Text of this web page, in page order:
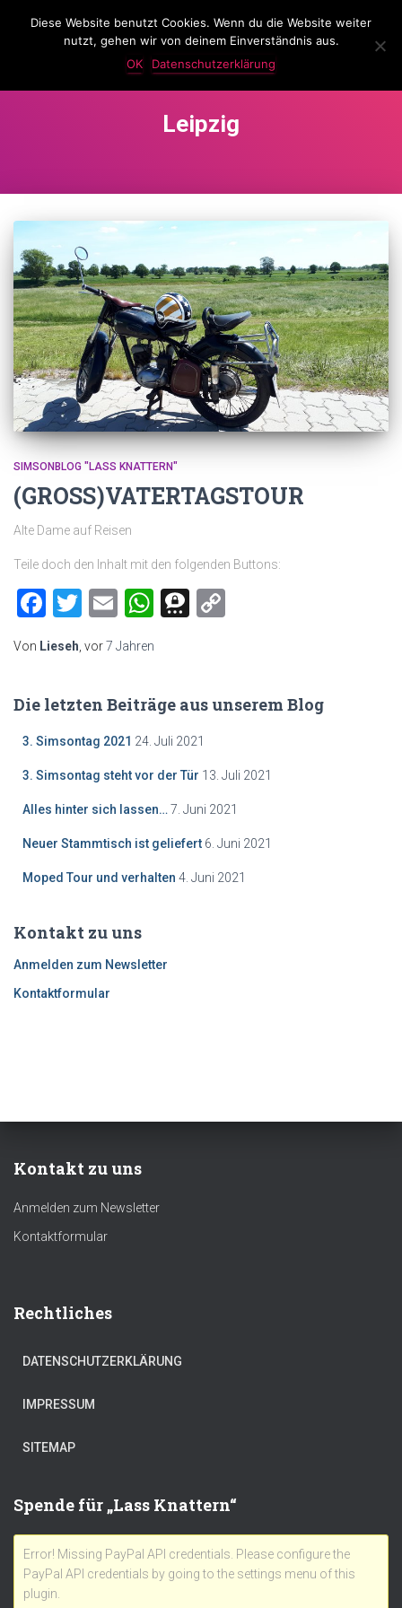
LassKnattern
Leipzig
SIMSONBLOG "LASS KNATTERN"
(GROSS)VATERTAGSTOUR
Alte Dame auf Reisen
Teile doch den Inhalt mit den folgenden Buttons:
Facebook
Twitter
EmailWhatsApp
Threema
Von Lieseh , vor7 Jahren
Die letzten Beiträge aus unserem Blog
3. Simsontag 2021 24. Juli 2021
3. Simsontag steht vor der Tür 13. Juli 2021
Alles hinter sich lassen… 7. Juni 2021
Neuer Stammtisch ist geliefert 6. Juni 2021
Moped Tour und verhalten 4. Juni 2021
Kontakt zu uns
Anmelden zum Newsletter
Kontaktformular
Kontakt zu uns
Anmelden zum Newsletter
Kontaktformular
Rechtliches
DATENSCHUTZERKLÄRUNG
IMPRESSUM
SITEMAP
Spende für „Lass Knattern“
Error! Missing PayPal API credentials. Please configure the
PayPal API credentials by going to the settings menu of this
plugin.
Diese Website benutzt Cookies. Wenn du die Website weiter
nutzt, gehen wir von deinem Einverständnis aus.
OK
Datenschutzerklärung